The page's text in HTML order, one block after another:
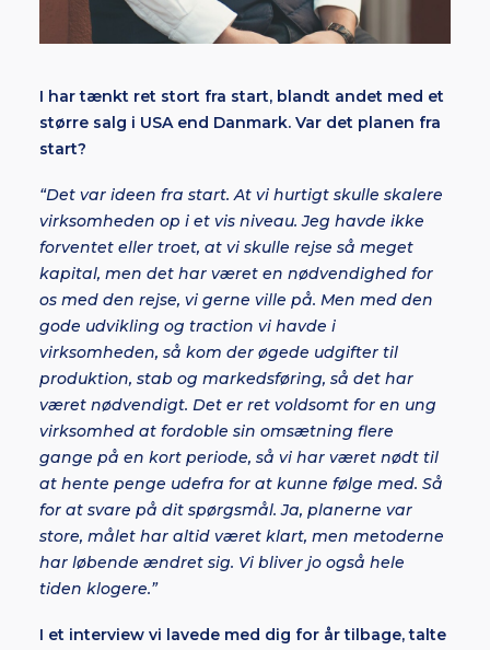
I har tænkt ret stort fra start, blandt andet med et
større salg i USA end Danmark. Var det planen fra
start?
“Det var ideen fra start. At vi hurtigt skulle skalere
virksomheden op i et vis niveau. Jeg havde ikke
forventet eller troet, at vi skulle rejse så meget
kapital, men det har været en nødvendighed for
os med den rejse, vi gerne ville på. Men med den
gode udvikling og traction vi havde i
virksomheden, så kom der øgede udgifter til
produktion, stab og markedsføring, så det har
været nødvendigt. Det er ret voldsomt for en ung
virksomhed at fordoble sin omsætning flere
gange på en kort periode, så vi har været nødt til
at hente penge udefra for at kunne følge med. Så
for at svare på dit spørgsmål. Ja, planerne var
store, målet har altid været klart, men metoderne
har løbende ændret sig. Vi bliver jo også hele
tiden klogere.”
I et interview vi lavede med dig for år tilbage, talte